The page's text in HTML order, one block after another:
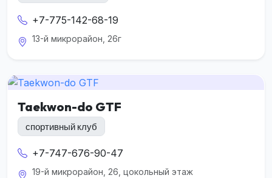
+7-775-142-68-19
13-й микрорайон, 26г
Taekwon-do GTF
спортивный клуб
+7-747-676-90-47
19-й микрорайон, 26, цокольный этаж